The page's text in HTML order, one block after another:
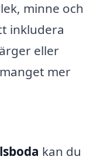
minne och
inkludera
eller
mer
kan du